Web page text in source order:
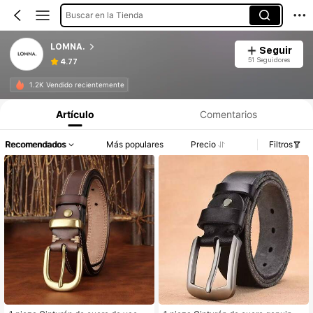
Buscar en la Tienda
LOMNA.
4.77
Seguir
51 Seguidores
1.2K Vendido recientemente
Artículo Comentarios
Recomendados Más populares Precio Filtros